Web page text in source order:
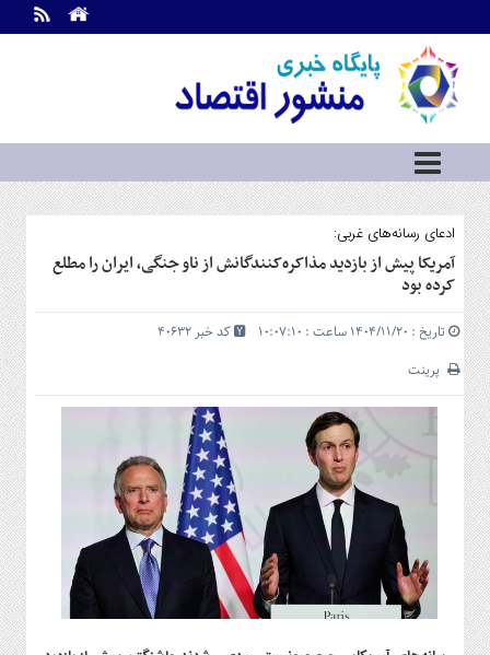
اطلاعات
تماس
ما
درباره
ما
سرویس
ها
خانه
بازار
سرمایه
و
بورس
و
شهری
گاز
و
پتروشیمی
صنعت
و
خودرو
ادعای رسانه‌های غربی:
آمریکا پیش از بازدید مذاکره‌کنندگانش از ناو جنگی، ایران را مطلع
کرده بود
تاریخ : ۱۴۰۴/۱۱/۲۰ ساعت : ۱۰:۰۷:۱۰
کد خبر 40632
پرینت